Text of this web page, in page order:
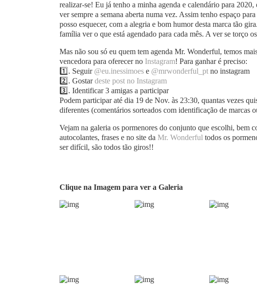
realizar-se! Eu já tenho a minha agenda e calendário para
ver sempre a semana aberta numa vez. Assim tenho espaço
posso esquecer, com a alegria e bom humor desta marca tão
família ver o que está agendado para cada mês. A ver se torço
Mas não sou só eu quem tem agenda Mr. Wonderful, temos
vencedora para oferecer no Instagram! Para ganhar é preciso:
1️⃣. Seguir @eu.inessimoes e @mrwonderful_pt no instagram
2️⃣. Gostardeste post no Instagram
3️⃣. Identificar 3 amigas a participar
Podem participar até dia 19 de Nov. às 23:30, quantas vezes
diferentes (comentários sorteados com identificação de marcas
Vejam na galeria os pormenores do conjunto que escolhi, bem
autocolantes, frases e no site da Mr. Wonderful todos os
ser difícil, são todos tão giros!!
Clique na Imagem para ver a Galeria